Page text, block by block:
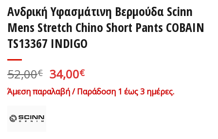
Ανδρική Υφασμάτινη Βερμούδα Scinn
Mens Stretch Chino Short Pants COBAIN
TS13367 INDIGO
52,00€ Original
price
was:
34,00€Η
τρέχουσα
τιμή
Άμεση παραλαβή / Παράδοση 1 έως 3 ημέρες.